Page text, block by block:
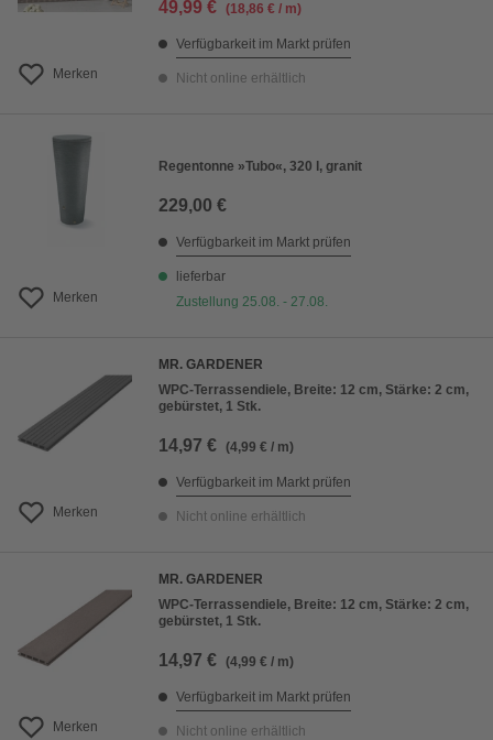
Merken
49,99 € (18,86 € / m)
Verfügbarkeit im Markt prüfen
Nicht online erhältlich
Merken
Regentonne »Tubo«, 320 l, granit
229,00 €
Verfügbarkeit im Markt prüfen
lieferbar
Zustellung 25.08. - 27.08.
Merken
MR. GARDENER
WPC-Terrassendiele, Breite: 12 cm, Stärke: 2 cm,
gebürstet, 1 Stk.
14,97 € (4,99 € / m)
Verfügbarkeit im Markt prüfen
Nicht online erhältlich
Merken
MR. GARDENER
WPC-Terrassendiele, Breite: 12 cm, Stärke: 2 cm,
gebürstet, 1 Stk.
14,97 € (4,99 € / m)
Verfügbarkeit im Markt prüfen
Nicht online erhältlich